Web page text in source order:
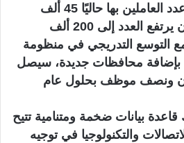
والتكنولوجيا، حيث يبلغ عدد العاملين بها حاليًا 45 ألف
موظف، ومن المتوقع أن يرتفع العدد إلى 200 ألف
التوسع التدريجي في منظومة
بإضافة محافظات جديدة، سيصل
ونصف موظف بحلول عام
بيانات ضخمة ومتنامية تتيح
والتكنولوجيا في توجيه